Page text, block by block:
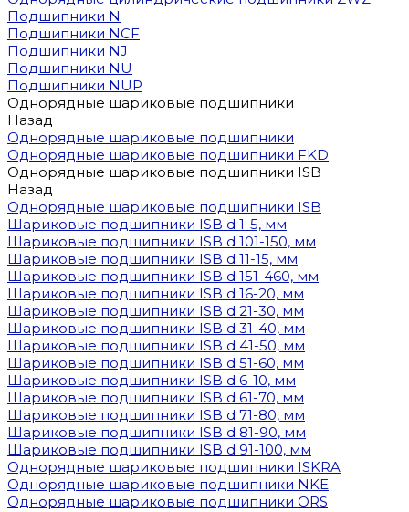
Подшипники N
Подшипники NCF
Подшипники NJ
Подшипники NU
Подшипники NUP
Однорядные шариковые подшипники
Назад
Однорядные шариковые подшипники
Однорядные шариковые подшипники FKD
Однорядные шариковые подшипники ISB
Назад
Однорядные шариковые подшипники ISB
Шариковые подшипники ISB d 1-5, мм
Шариковые подшипники ISB d 101-150, мм
Шариковые подшипники ISB d 11-15, мм
Шариковые подшипники ISB d 151-460, мм
Шариковые подшипники ISB d 16-20, мм
Шариковые подшипники ISB d 21-30, мм
Шариковые подшипники ISB d 31-40, мм
Шариковые подшипники ISB d 41-50, мм
Шариковые подшипники ISB d 51-60, мм
Шариковые подшипники ISB d 6-10, мм
Шариковые подшипники ISB d 61-70, мм
Шариковые подшипники ISB d 71-80, мм
Шариковые подшипники ISB d 81-90, мм
Шариковые подшипники ISB d 91-100, мм
Однорядные шариковые подшипники ISKRA
Однорядные шариковые подшипники NKE
Однорядные шариковые подшипники ORS